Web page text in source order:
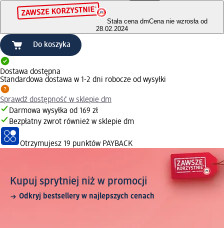
Stała cena dmCena nie wzrosła od
28.02.2024
Do koszyka
Dostawa dostępna
Standardowa dostawa w 1-2 dni robocze od wysyłki
Sprawdź dostępność w sklepie dm
Darmowa wysyłka od 169 zł
Bezpłatny zwrot również w sklepie dm
Otrzymujesz 19 punktów PAYBACK
Kupuj sprytniej niż w promocji
Odkryj bestsellery w najlepszych cenach